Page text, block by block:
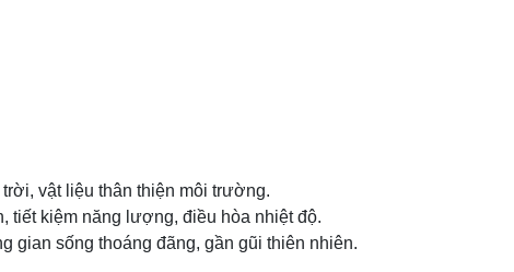
vật liệu thân thiện môi trường.
tiết kiệm năng lượng, điều hòa nhiệt độ.
gian sống thoáng đãng, gần gũi thiên nhiên.